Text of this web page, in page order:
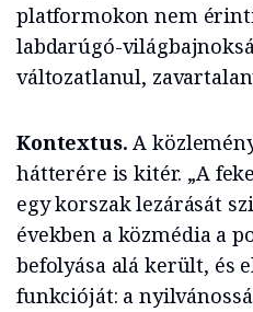
platformokon nem
labdarúgó-
változatlanul,
Kontextus.A
hátterére is kitér. „A
egy korszak lezárását
években a közmédia a
befolyása alá került, és
funkcióját: a